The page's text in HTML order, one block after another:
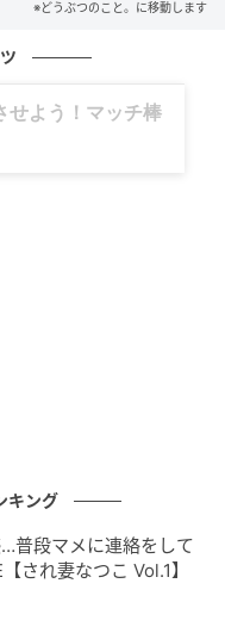
※どうぶつのこと。に移動します
行記……全部、読
キング
普段マメに連絡をして
され妻なつこ Vol.1】